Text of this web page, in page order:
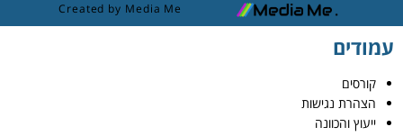
Created by Media Me
עמודים
קורסים
הצהרת נגישות
ייעוץ והכוונה